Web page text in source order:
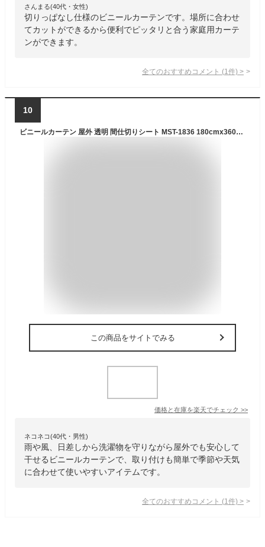
さんまる(40代・女性)
切りっぱなし仕様のビニールカーテンです。場所に合わせ
てカットができるから便利でピッタリと合う家庭用カーテ
ンができます。
全てのおすすめコメント (1 件) >
10
ビニールカーテン 屋外 透明 間仕切りシート MST-1836 180cmx360cm 0.2mm厚 ベランダ 雨よけ 日除け洗濯物カバー UVカット マンション 目隠し ベランダカーテン 雨除けカバー 目隠しシート 日よけ ベランダ 日よけ 花粉 黄砂 業務用 日本製 送料無料 【887040】
この商品をサイトでみる
価格と在庫を楽天でチェック >>
ネコネコ(40代・男性)
雨や風、日差しから洗濯物を守りながら屋外でも安心して
干せるビニールカーテンで、取り付けも簡単で季節や天気
に合わせて使いやすいアイテムです。
全てのおすすめコメント (1 件) >